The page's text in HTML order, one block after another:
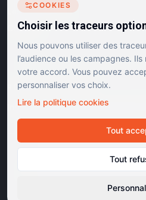
Les Dits de l'Art
Contact
RÉSEAUX SOCIAUX
Instagram Facebook Linkedin
Dulac Cinémas.
Mentions légalesConfidentialité
Cinémas d'art et d'essai ·
COOKIES
Choisir les traceurs
Nous pouvons utiliser des
l’audience ou les campagnes.
votre accord. Vous pouvez
personnaliser vos choix.
Lire la politique cookies
Tout
Tout